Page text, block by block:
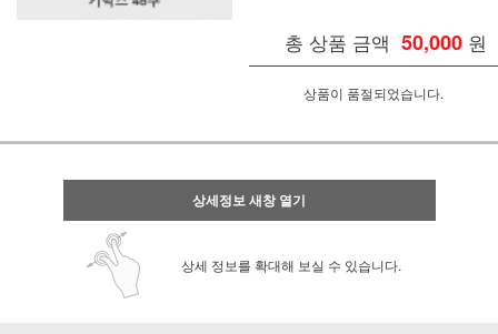
총 상품 금액 50,000 원
상품이 품절되었습니다.
상세정보 새창 열기
상세 정보를 확대해 보실 수 있습니다.